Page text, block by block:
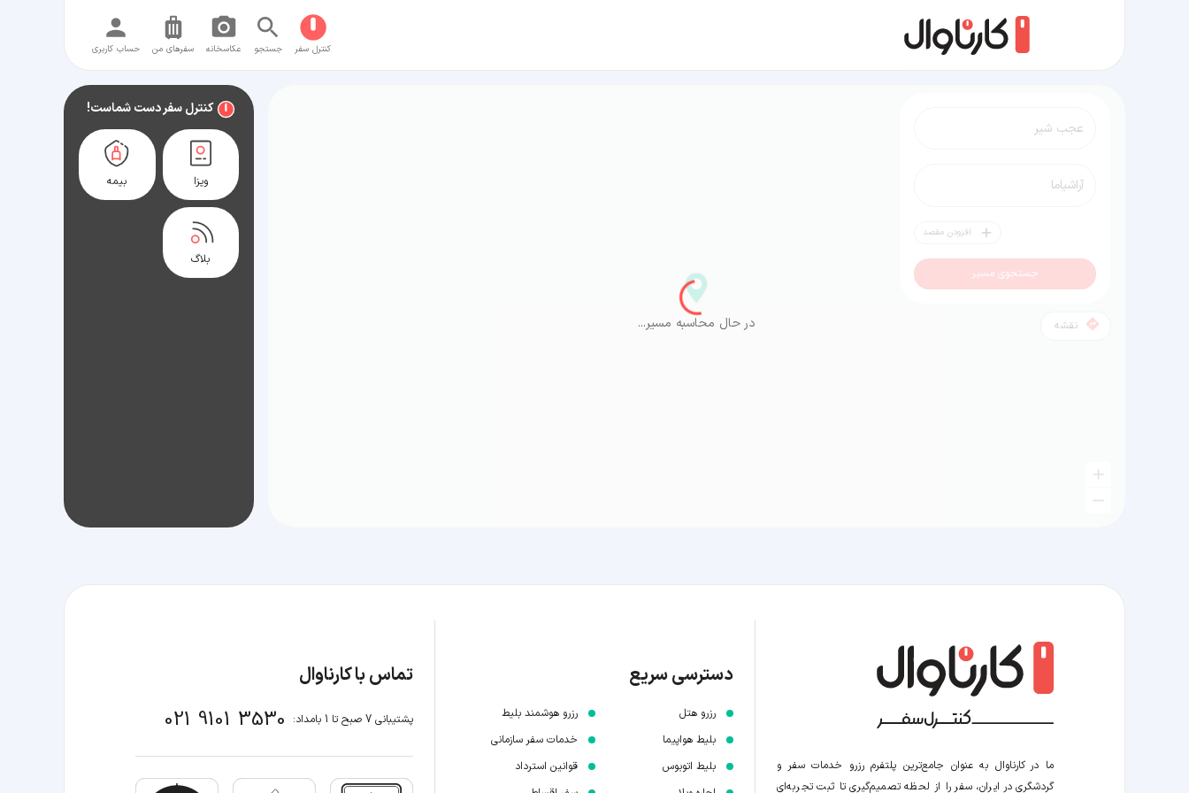
کنترل سفر جستجو عکاسخانه سفر‌های من حساب کاربری
افزودن مقصد
جستجوی مسیر
نقشه در حال محاسبه مسیر...
کنترل سفر دست شماست!
ویزا بیمه
بلاگ
ما در کارناوال به عنوان جامع‌ترین پلتفرم رزرو خدمات سفر و
گردشگری در ایران، سفر را از لحظه‌ تصمیم‌گیری تا ثبت تجربه‌ای
دسترسی سریع
رزرو هتل
بلیط هواپیما
بلیط اتوبوس
رزرو هوشمند بلیط
خدمات سفر سازمانی
قوانین استرداد
تماس با کارناوال
پشتیبانی 7 صبح تا 1 بامداد: 021 9101 3530